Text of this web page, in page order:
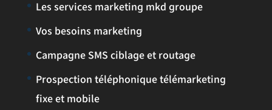
Les services marketing mkd groupe
Vos besoins marketing
Campagne SMS ciblage et routage
Prospection téléphonique télémarketing
fixe et mobile